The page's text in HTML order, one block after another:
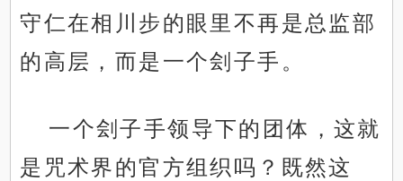
守仁在相川步的眼里不再是总监部
的高层，而是一个刽子手。
一个刽子手领导下的团体，这就
是咒术界的官方组织吗？既然这